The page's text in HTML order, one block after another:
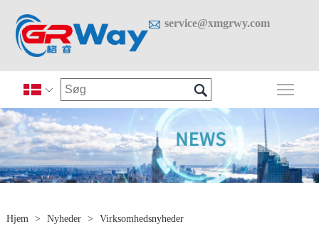
 service@xmgrwy.com
 
Hjem > Nyheder > Virksomhedsnyheder